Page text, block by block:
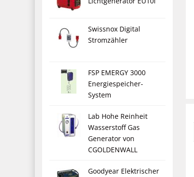
Swissnox Digital
Stromzähler
FSP EMERGY 3000
Energiespeicher-
System
Lab Hohe Reinheit
Wasserstoff Gas
Generator von
CGOLDENWALL
Goodyear Elektrischer